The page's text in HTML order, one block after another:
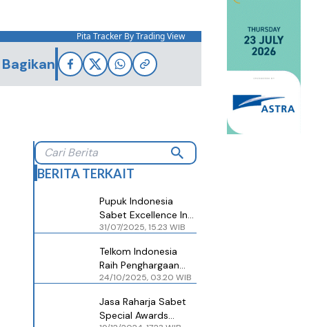
Pita Tracker By Trading View
Bagikan
BERITA TERKAIT
Pupuk Indonesia
Sabet Excellence In
Performance Awards
BUMN Awards 2025
31/07/2025, 15.23 WIB
Telkom Indonesia
Raih Penghargaan
Performance
Investortrust ESG
Awards 2025
24/10/2025, 03.20 WIB
Jasa Raharja Sabet
Special Awards